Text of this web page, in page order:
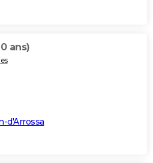
ans)
d'Arrossa